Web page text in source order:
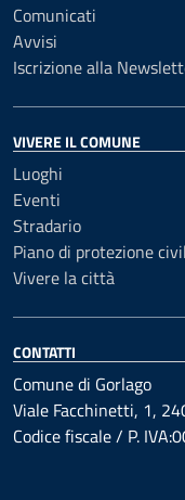
Comunicati
Avvisi
Iscrizione alla
VIVERE IL COMUNE
Luoghi
Eventi
Stradario
Piano di protezione
Vivere la città
CONTATTI
Comune di Gorlago
Viale Facchinetti, 1,
Codice fiscale / P.